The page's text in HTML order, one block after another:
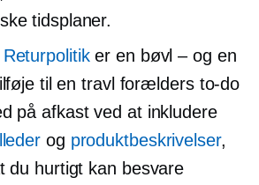
tidsplaner.
Returpolitiker en bøvl – og en
til en travl forælders to-do
på afkast ved at inkludere
og produktbeskrivelser,
du hurtigt kan besvare